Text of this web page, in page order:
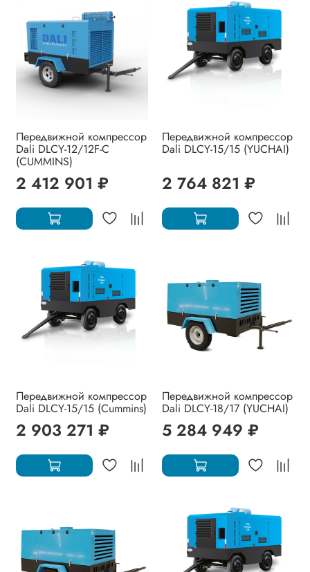
Передвижной компрессор
Dali DLCY-12/12F-C
(CUMMINS)
2 412 901 ₽
Передвижной компрессор
Dali DLCY-15/15 (YUCHAI)
2 764 821 ₽
Передвижной компрессор
Dali DLCY-15/15 (Cummins)
2 903 271 ₽
Передвижной компрессор
Dali DLCY-18/17 (YUCHAI)
5 284 949 ₽